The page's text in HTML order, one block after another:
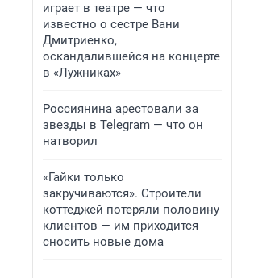
играет в театре — что
известно о сестре Вани
Дмитриенко,
оскандалившейся на концерте
в «Лужниках»
Россиянина арестовали за
звезды в Telegram — что он
натворил
«Гайки только
закручиваются». Строители
коттеджей потеряли половину
клиентов — им приходится
сносить новые дома